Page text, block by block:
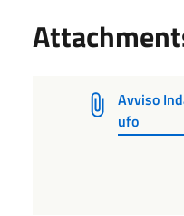
Avviso
ufo